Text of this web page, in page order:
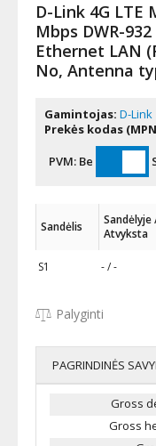
D-Link 4G LTE
Mbps DWR-
Ethernet LAN
No, Antenna
Gamintojas: D-Link
Prekės kodas
PVM: Be
Sandėlis
Sandėlyje
Atvyksta
S1 - / -
Palyginti
PAGRINDINĖS
Gross
Gross